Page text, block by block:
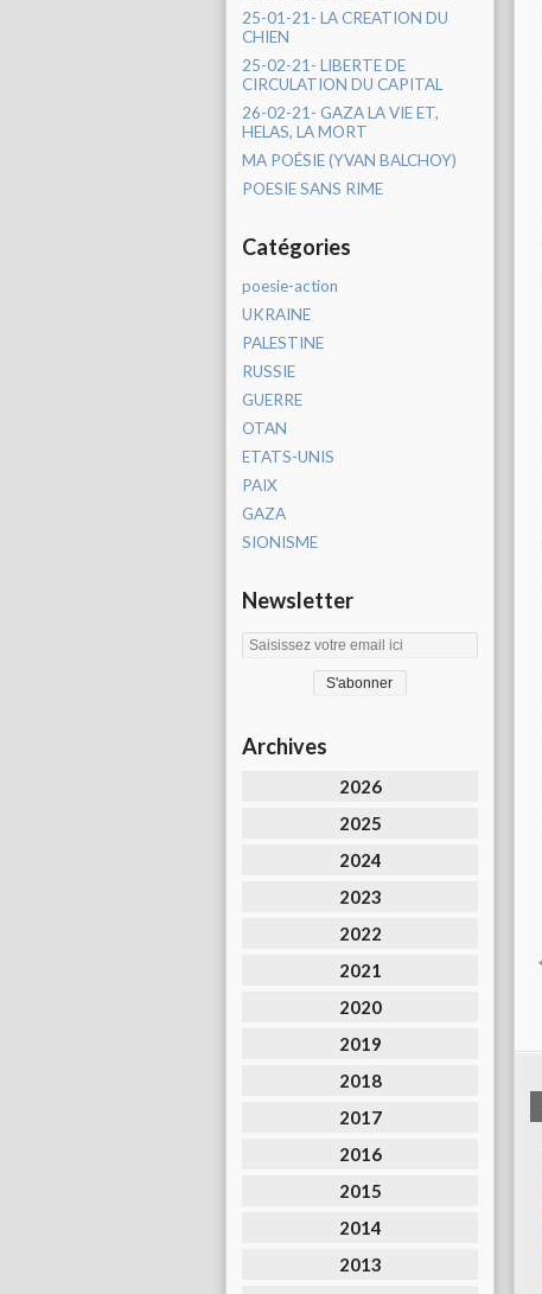
25-01-21- LA CREATION DU
CHIEN
25-02-21- LIBERTE DE
CIRCULATION DU CAPITAL
26-02-21- GAZA LA VIE ET,
HELAS, LA MORT
MA POÉSIE (YVAN BALCHOY)
POESIE SANS RIME
Catégories
poesie-action
UKRAINE
PALESTINE
RUSSIE
GUERRE
OTAN
ETATS-UNIS
PAIX
GAZA
SIONISME
Newsletter
Archives
2026
2025
2024
2023
2022
2021
2020
2019
2018
2017
2016
2015
2014
2013